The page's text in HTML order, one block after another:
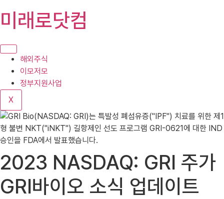
텐
로
기
미래로닷컴
해외주식
이모저모
정부지원사업
X
2023 NASDAQ: GRI 주가
GRI바이오 소식 업데이트